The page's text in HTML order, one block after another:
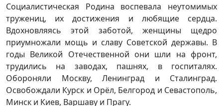
Социалистическая Родина воспевала неутомимых
тружениц, их достижения и любящие сердца.
Вдохновляясь этой заботой, женщины щедро
приумножали мощь и славу Советской державы. В
годы Великой Отечественной они шли на фронт,
трудились на заводах, пашнях, в госпиталях.
Обороняли Москву, Ленинград и Сталинград.
Освобождали Курск и Орёл, Белгород и Севастополь,
Минск и Киев, Варшаву и Прагу.